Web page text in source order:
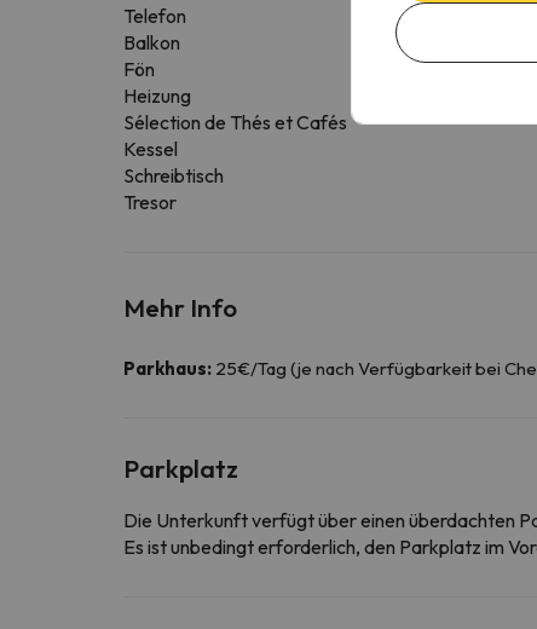
Telefon
Balkon
Fön
Heizung
Sélection de Thés et Cafés
Kessel
Schreibtisch
Tresor
Mehr Info
Parkhaus: 25€/Tag (je nach Verfügbarkeit bei
Parkplatz
Die Unterkunft verfügt über einen überdachten
Es ist unbedingt erforderlich, den Parkplatz im